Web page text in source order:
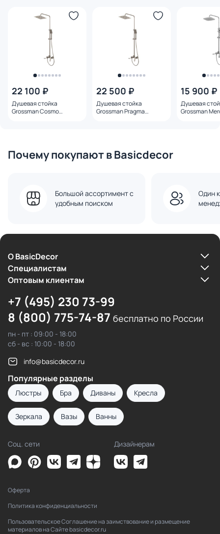
22 100 ₽
Душевая стойка
Grossman Cosmo
22 500 ₽
Душевая стойка
Grossman Pragma
15 900 ₽
Душевая
Grossman
Почему покупают в Basicdecor
Большой ассортимент с
удобным поиском
Один
О BasicDecor
Cпециалистам
Оптовым клиентам
+7 (495) 230 73-99
8 (800) 775-74-87 бесплатно по России
пн - пт : 09:00 - 18:00
сб - вс : 10:00 - 18:00
info@basicdecor.ru
Популярные разделы
Люстры Бра Диваны Кресла
Зеркала Вазы Ванны
Соц. сети Дизайнерам
Оферта
Политика конфиденциальности
Пользовательское Соглашение на заимствование и размещение
материалов на Сайте basicdecor.ru